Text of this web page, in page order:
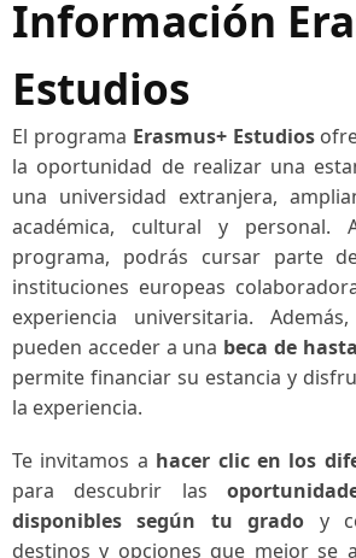
Información
Estudios
El programa Erasmus+ Estudios
la oportunidad de realizar una
una universidad extranjera,
académica, cultural y personal.
programa, podrás cursar parte
instituciones europeas
experiencia universitaria.
pueden acceder a una beca de
permite financiar su estancia y
la experiencia.
Te invitamos a hacer clic en los
para descubrir las
disponibles según tu grado y
destinos y opciones que mejor se